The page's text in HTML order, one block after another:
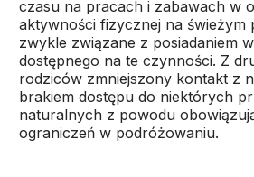
czasu na pracach i zabawach w
aktywności fizycznej na świeżym
zwykle związane z posiadaniem
dostępnego na te czynności. Z
rodziców zmniejszony kontakt z
brakiem dostępu do niektórych
naturalnych z powodu
ograniczeń w podróżowaniu.